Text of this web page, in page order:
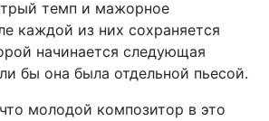
темп и мажорное
каждой из них сохраняется
начинается следующая
бы она была отдельной пьесой.
молодой композитор в это